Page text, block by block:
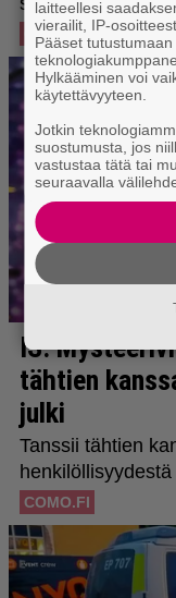
laitteellesi
vierailit, IP-
Pääset
Hylkääminen voi
käytettävyyteen.
Jotkin
suostumusta, jos
vastustaa tätä tai
seuraavalla